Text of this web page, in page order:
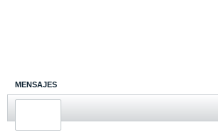
MENSAJES
ÚLTIMA ACTIVIDAD